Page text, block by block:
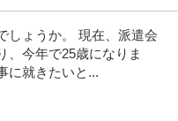
しょうか。 現在、派遣会
、今年で25歳になりま
に就きたいと...